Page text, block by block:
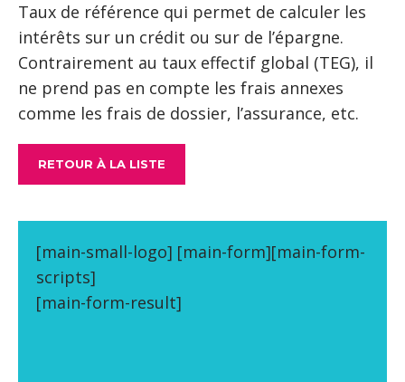
Taux de référence qui permet de calculer les
intérêts sur un crédit ou sur de l’épargne.
Contrairement au taux effectif global (TEG), il
ne prend pas en compte les frais annexes
comme les frais de dossier, l’assurance, etc.
RETOUR À LA LISTE
[main-small-logo] [main-form][main-form-
scripts]
[main-form-result]